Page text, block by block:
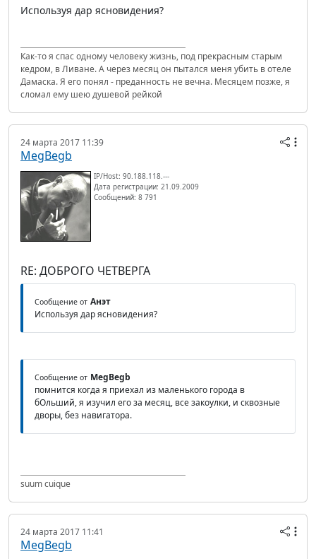
Используя дар ясновидения?
Как-то я спас одному человеку жизнь, под прекрасным старым
кедром, в Ливане. А через месяц он пытался меня убить в отеле
Дамаска. Я его понял - преданность не вечна. Месяцем позже, я
сломал ему шею душевой рейкой
24 марта 2017 11:39
MegBegb
IP/Host: 90.188.118.---
Дата регистрации: 21.09.2009
Сообщений: 8 791
RE: ДОБРОГО ЧЕТВЕРГА
Сообщение от Анэт
Используя дар ясновидения?
Сообщение от MegBegb
помнится когда я приехал из маленького города в
бОльший, я изучил его за месяц, все закоулки, и сквозные
дворы, без навигатора.
suum cuique
24 марта 2017 11:41
MegBegb